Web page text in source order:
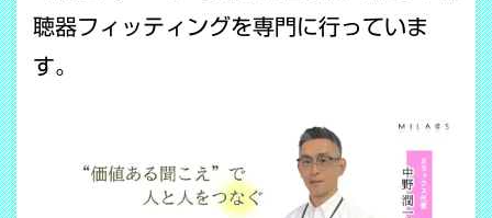
聴器フィッティングを専門に行っていま
す。